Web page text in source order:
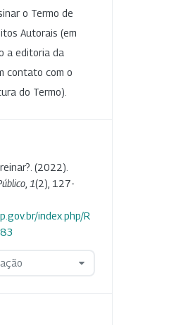
o Termo de
Autorais (em
a editoria da
contato com o
do Termo).
(2022).
1(2), 127-
index.php/R